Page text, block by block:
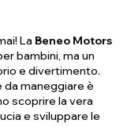
La Beneo Motors
bambini, ma un
e divertimento.
maneggiare è
scoprire la vera
e sviluppare le